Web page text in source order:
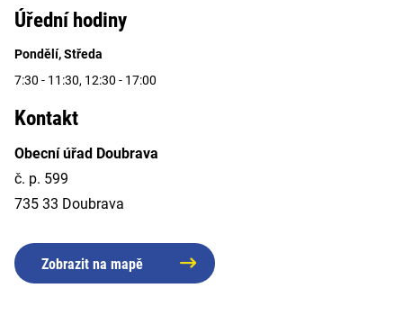
Úřední hodiny
Pondělí, Středa
7:30 - 11:30, 12:30 - 17:00
Kontakt
Obecní úřad Doubrava
č. p. 599
735 33 Doubrava
Zobrazit na mapě